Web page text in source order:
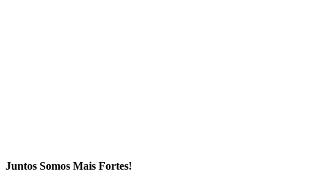
Juntos Somos Mais Fortes!